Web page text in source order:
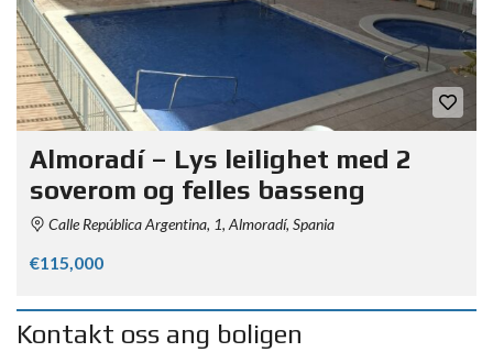
Almoradí – Lys leilighet med 2
soverom og felles basseng
Calle República Argentina, 1, Almoradí, Spania
€115,000
Kontakt oss ang boligen